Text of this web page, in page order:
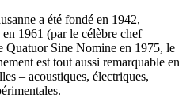
a été fondé en 1942,
1961 (par le célèbre chef
Sine Nomine en 1975, le
est tout aussi remarquable en
– acoustiques, électriques,